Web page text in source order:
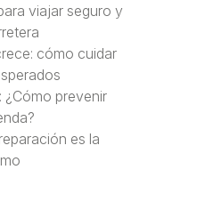
viajar seguro y
cómo cuidar
¿Cómo prevenir
es la